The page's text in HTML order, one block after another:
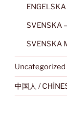
SVENSKA
SVENSKA
Uncategorized
中国人 /